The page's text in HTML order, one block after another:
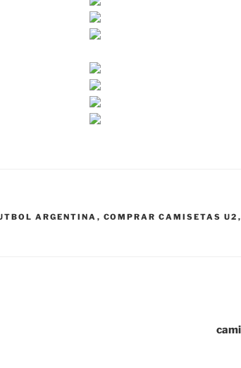
ARGENTINA , COMPRAR CAMISETAS U2 ,